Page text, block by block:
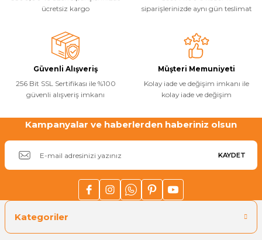
Havuz
Havuz Pompa
Havuz
Jakuzi Sauna
Kuvars Cam
Ürün bilgilerinde hatalar bulunuyor.
Ürün fiyatı diğer sitelerden daha pahalı.
Bu ürüne benzer farklı alternatifler olmalı.
Gönder
ücretsiz kargo
siparişlerinizde aynı gün teslimat
Güvenli Alışveriş
256 Bit SSL Sertifikası ile %100
güvenli alışveriş imkanı
Müşteri Memuniyeti
Kolay iade ve değişim imkanı ile
kolay iade ve değişim
Kampanyalar ve haberlerden haberiniz olsun
KAYDET
Kategoriler